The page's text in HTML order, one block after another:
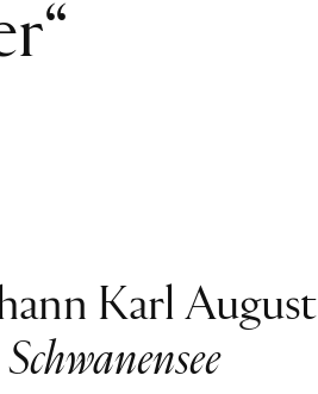
Karl August
Schwanensee